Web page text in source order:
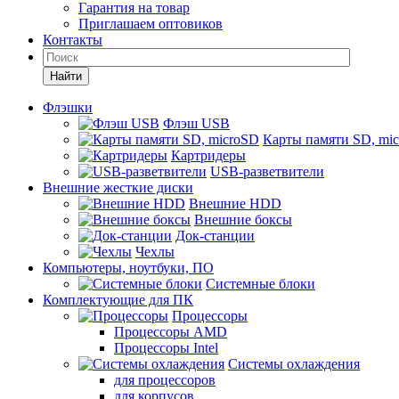
Гарантия на товар
Приглашаем оптовиков
Контакты
Найти
Флэшки
Флэш USB
Карты памяти SD,
Картридеры
USB-разветвители
Внешние жесткие диски
Внешние HDD
Внешние боксы
Док-станции
Чехлы
Компьютеры, ноутбуки, ПО
Системные блоки
Комплектующие для ПК
Процессоры
Процессоры AMD
Процессоры Intel
Системы охлаждения
для процессоров
для корпусов